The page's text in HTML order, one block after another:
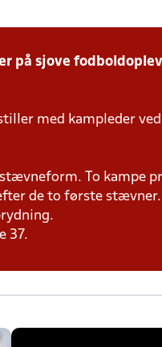
på sjove
med kampleder
To kampe
de to første
37.